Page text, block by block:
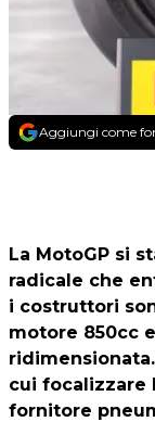
Aggiungi come
La MotoGP si
radicale che
i costruttori
motore 850cc
cui focalizzare
fornitore